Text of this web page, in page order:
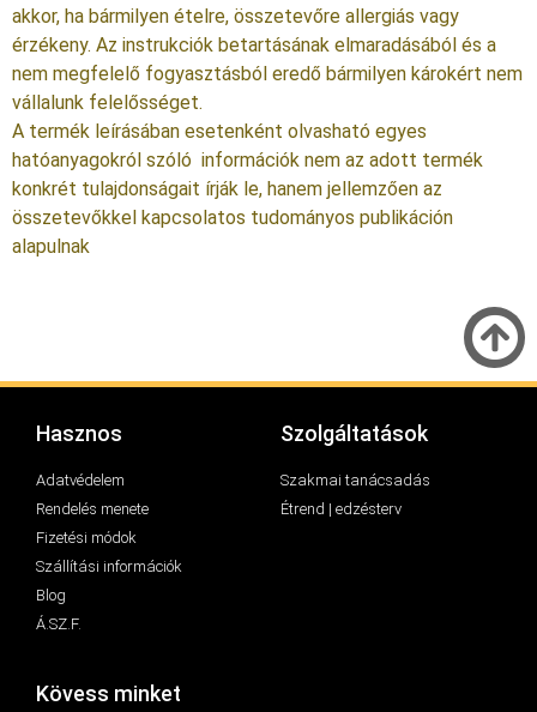
akkor, ha bármilyen ételre, összetevőre allergiás vagy
érzékeny. Az instrukciók betartásának elmaradásából és a
nem megfelelő fogyasztásból eredő bármilyen károkért nem
vállalunk felelősséget.
A termék leírásában esetenként olvasható egyes
hatóanyagokról szóló információk nem az adott termék
konkrét tulajdonságait írják le, hanem jellemzően az
összetevőkkel kapcsolatos tudományos publikáción
alapulnak
Hasznos
Adatvédelem
Rendelés menete
Fizetési módok
Szállítási információk
Blog
Á.SZ.F.
Szolgáltatások
Szakmai tanácsadás
Étrend | edzésterv
Kövess minket